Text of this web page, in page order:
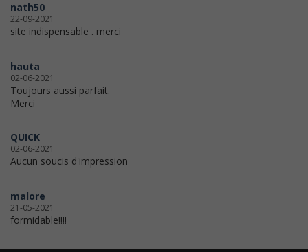
nath50
22-09-2021
site indispensable . merci
hauta
02-06-2021
Toujours aussi parfait.
Merci
QUICK
02-06-2021
Aucun soucis d'impression
malore
21-05-2021
formidable!!!!